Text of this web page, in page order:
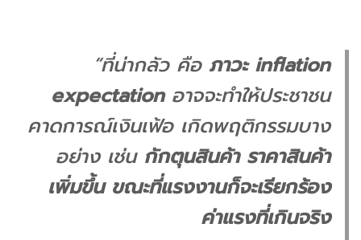
“ที่น่ากลัว คือ ภาวะ inflation
expectationอาจจะทำให้ประชาชน
คาดการณ์เงินเฟ้อ เกิดพฤติกรรมบาง
อย่าง เช่น กักตุนสินค้า ราคาสินค้า
เพิ่มขึ้น ขณะที่แรงงานก็จะเรียกร้อง
ค่าแรงที่เกินจริง